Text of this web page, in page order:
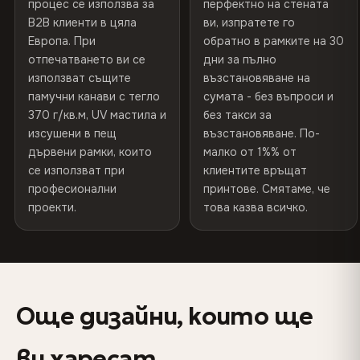
ДОСТАВКА И ИНДИВИДУАЛНИ РАЗМЕРИ
Доставка в целия ЕС. Персонализирани размери по
запитване.
Цветове, които няма да избледнеят
Устойчиви на UV лъчи мастила за дългосрочно запазване
на цветовете - дори на пряка слънчева светлина
Изглежда по-добре от снимките
Произведено в България, ЕС
Код на продукта VH-CP-23496
Прочетете пълната политика за доставка и
връщане
процес се използва за
B2B клиенти в цяла
Европа. При
отпечатването ви се
използват същите
памучни канави с тегло
370 г/кв.м, UV мастила и
изсушени в пещ
дървени рамки, които
се използват при
професионални
проекти.
перфектно на стената
ви, изпратете го
обратно в рамките на 30
дни за пълно
възстановяване на
сумата - без въпроси и
без такси за
възстановяване. По-
малко от 1%% от
клиентите връщат
принтове. Смятаме, че
това казва всичко.
Още дизайни, които ще